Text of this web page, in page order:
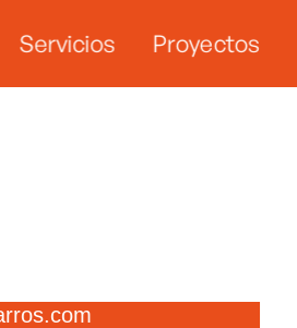
Servicios Proyectos